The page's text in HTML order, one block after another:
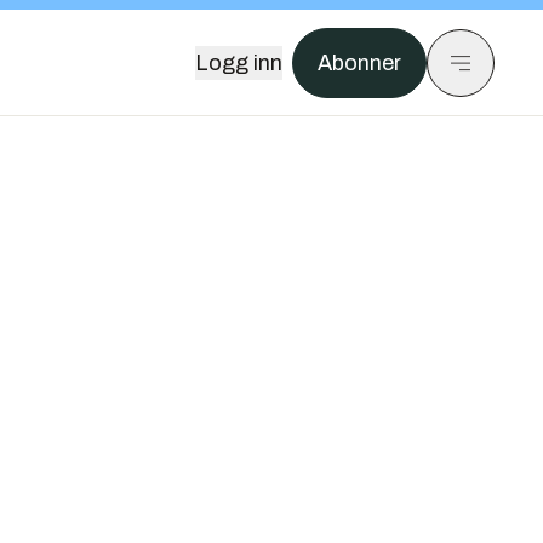
Logg inn Abonner